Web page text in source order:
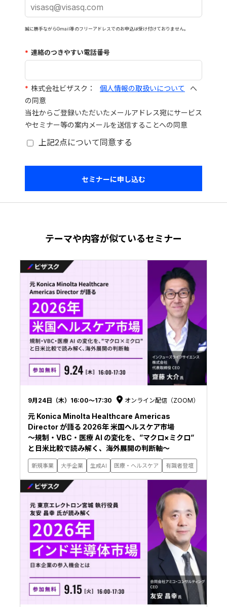
誠に勝手ながらGmail等のフリーアドレスでのお申込は受け付けておりません。
* 連絡のつきやすい電話番号
* 株式会社ビザスク： 個人情報の取扱いについて
へ
の同意
当社からご登録いただいたメールアドレス宛にサービス
やセミナー等の案内メールを送信することへの同意
上記2点について同意する
セミナーに申し込む
テーマや内容が似ているセミナー
9月24日（木）16:00〜17:30 オンライン配信（ZOOM）
元 Konica Minolta Healthcare Americas
Director が語る 2026年 米国ヘルスケア市場
〜規制・VBC・医療 AI の変化を、”マクロ×ミクロ”
と日米比較で読み解く、海外展開の判断軸〜
新規事業 大手企業 生成AI 医療・ヘルスケア 有識者登壇